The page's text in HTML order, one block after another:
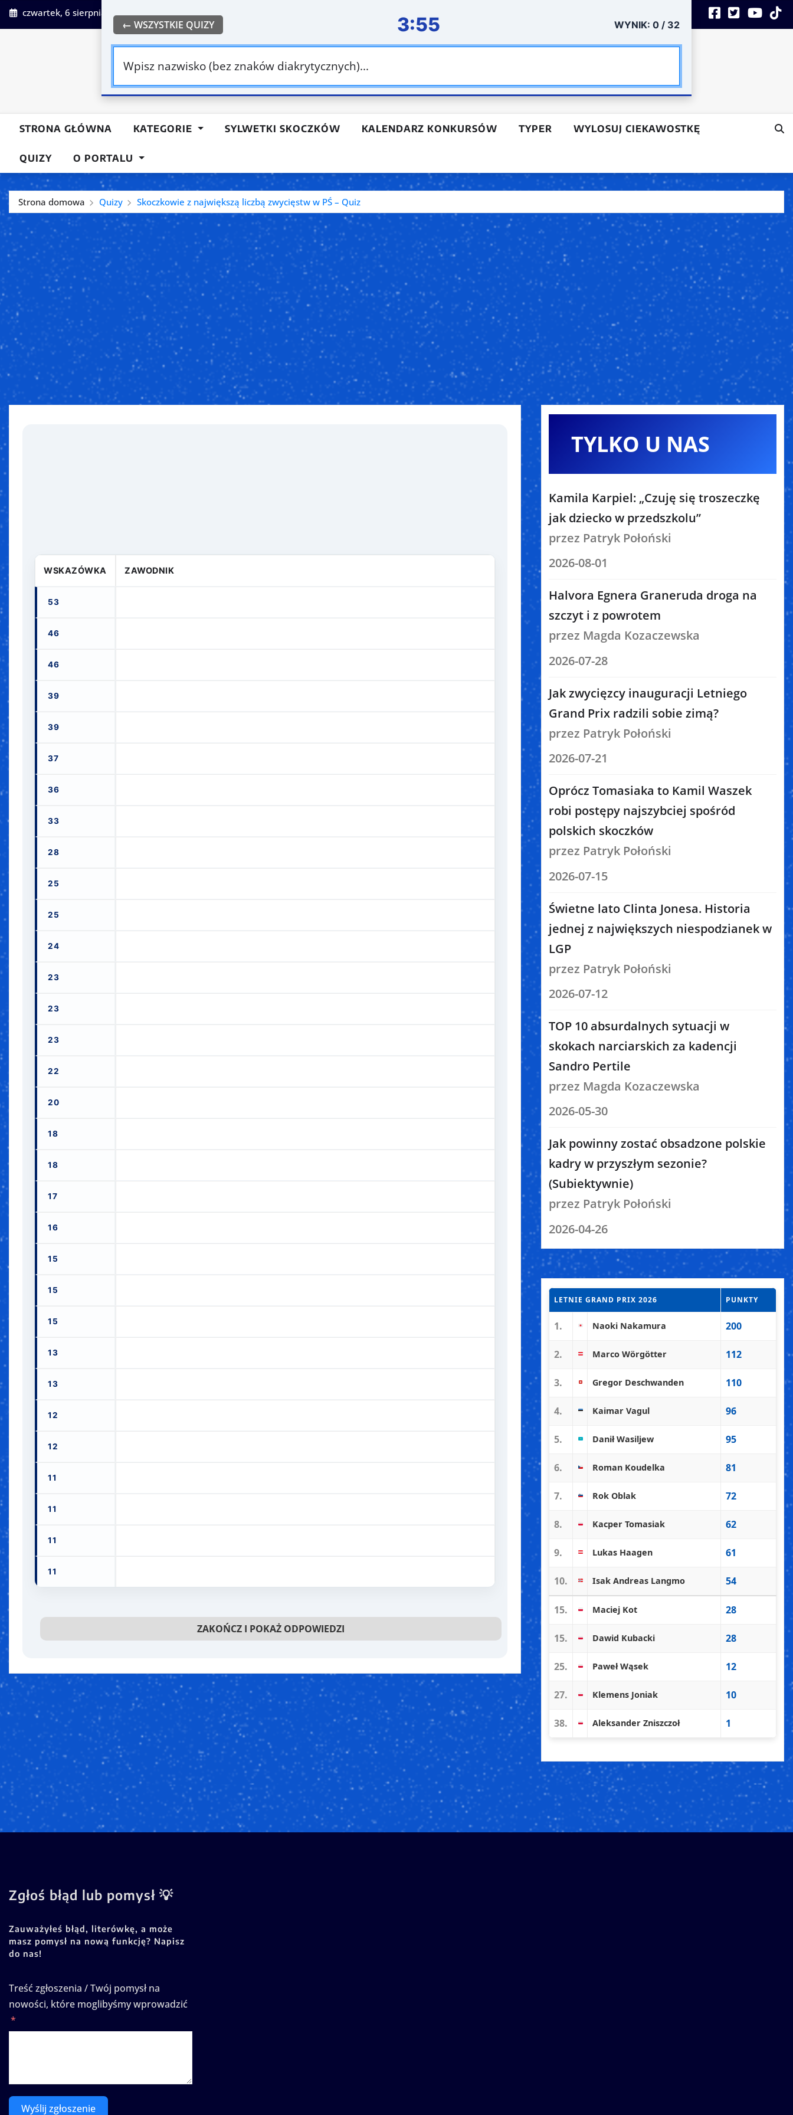
czwartek, 6 sierpnia 2026 9:20:18 PM
Subiektywnie o skokach
Bądź na bieżąco ze światem skoków
STRONA GŁÓWNA KATEGORIE SYLWETKI SKOCZKÓW KALENDARZ KONKURSÓW TYPER WYLOSUJ CIEKAWOSTKĘ
QUIZY O PORTALU
Strona domowa Quizy Skoczkowie z największą liczbą zwycięstw w PŚ – Quiz
← WSZYSTKIE QUIZY 3:54 WYNIK: 0 / 32
WSKAZÓWKA ZAWODNIK
53
46
46
39
39
37
36
33
28
25
25
24
23
23
23
22
20
18
18
17
16
15
15
15
13
13
12
12
11
11
11
11
ZAKOŃCZ I POKAŻ ODPOWIEDZI
TYLKO U NAS
Kamila Karpiel: „Czuję się troszeczkę
jak dziecko w przedszkolu”
przez Patryk Połoński
2026-08-01
Halvora Egnera Graneruda droga na
szczyt i z powrotem
przez Magda Kozaczewska
2026-07-28
Jak zwycięzcy inauguracji Letniego
Grand Prix radzili sobie zimą?
przez Patryk Połoński
2026-07-21
Oprócz Tomasiaka to Kamil Waszek
robi postępy najszybciej spośród
polskich skoczków
przez Patryk Połoński
2026-07-15
Świetne lato Clinta Jonesa. Historia
jednej z największych niespodzianek w
LGP
przez Patryk Połoński
2026-07-12
TOP 10 absurdalnych sytuacji w
skokach narciarskich za kadencji
Sandro Pertile
przez Magda Kozaczewska
2026-05-30
Jak powinny zostać obsadzone polskie
kadry w przyszłym sezonie?
(Subiektywnie)
przez Patryk Połoński
2026-04-26
LETNIE GRAND PRIX 2026 PUNKTY
1. Naoki Nakamura 200
2. Marco Wörgötter 112
3. Gregor Deschwanden 110
4. Kaimar Vagul 96
5. Danił Wasiljew 95
6. Roman Koudelka 81
7. Rok Oblak 72
8. Kacper Tomasiak 62
9. Lukas Haagen 61
10. Isak Andreas Langmo 54
15. Maciej Kot 28
15. Dawid Kubacki 28
25. Paweł Wąsek 12
27. Klemens Joniak 10
38. Aleksander Zniszczoł 1
Zgłoś błąd lub pomysł 💡
Zauważyłeś błąd, literówkę, a może
masz pomysł na nową funkcję? Napisz
do nas!
Treść zgłoszenia / Twój pomysł na
nowości, które moglibyśmy wprowadzić
Wyślij zgłoszenie